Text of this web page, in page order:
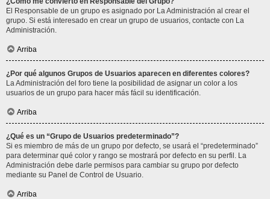
El Responsable de un grupo es asignado por La Administración al crear el
grupo. Si está interesado en crear un grupo de usuarios, contacte con La
Administración.
Arriba
¿Por qué algunos Grupos de Usuarios aparecen en diferentes colores?
La Administración del foro tiene la posibilidad de asignar un color a los
usuarios de un grupo para hacer más fácil su identificación.
Arriba
¿Qué es un “Grupo de Usuarios predeterminado”?
Si es miembro de más de un grupo por defecto, se usará el “predeterminado”
para determinar qué color y rango se mostrará por defecto en su perfil. La
Administración debe darle permisos para cambiar su grupo por defecto
mediante su Panel de Control de Usuario.
Arriba